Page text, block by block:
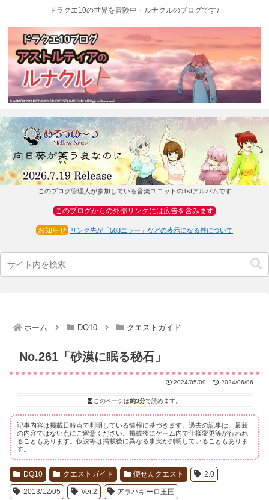
ドラクエ10の世界を冒険中・ルナクルのブログです♪
このブログ管理人が参加している音楽ユニットの1stアルバムです
このブログからの外部リンクには広告を含みます
お知らせ リンク先が「503エラー」などの表示になる件について
ホーム DQ10 クエストガイド
No.261「砂漠に眠る秘石」
2024/05/09 2024/06/06
このページは約3分で読めます。
記事内容は掲載日時点で判明している情報に基づきます。過去の記事は、最新
の内容ではない点にご留意ください。掲載後にゲーム内で仕様変更等が行われ
ることもあります。仮説等は掲載後に異なる事実が判明していることもありま
す。
DQ10 クエストガイド 便せんクエスト 2.0
2013/12/05 Ver.2 アラハギーロ王国